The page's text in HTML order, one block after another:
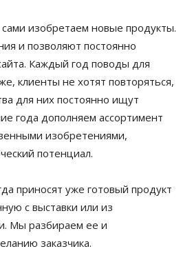
изобретаем новые продукты.
и позволяют постоянно
Каждый год поводы для
клиенты не хотят повторяться,
для них постоянно ищут
года дополняем ассортимент
изобретениями,
потенциал.
приносят уже готовый продукт
с выставки или из
Мы разбираем ее и
заказчика.